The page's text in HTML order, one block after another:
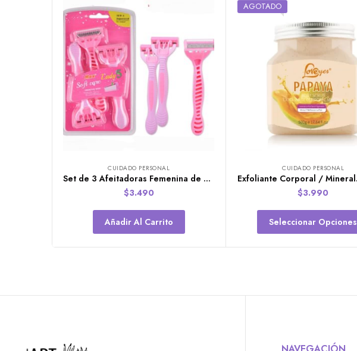
CUIDADO PERSONAL
Set de 3 Afeitadoras Femenina de 5 Hojas
$3.490
Añadir Al Carrito
AGOTADO
CUIDADO PERSONAL
$3.990
Seleccionar Opciones